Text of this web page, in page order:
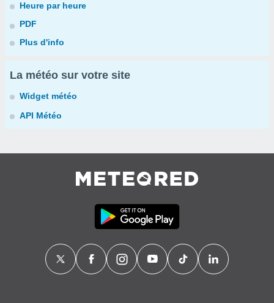
Heure par heure
PDF
Plus d'info
La météo sur votre site
Widget météo
API Météo